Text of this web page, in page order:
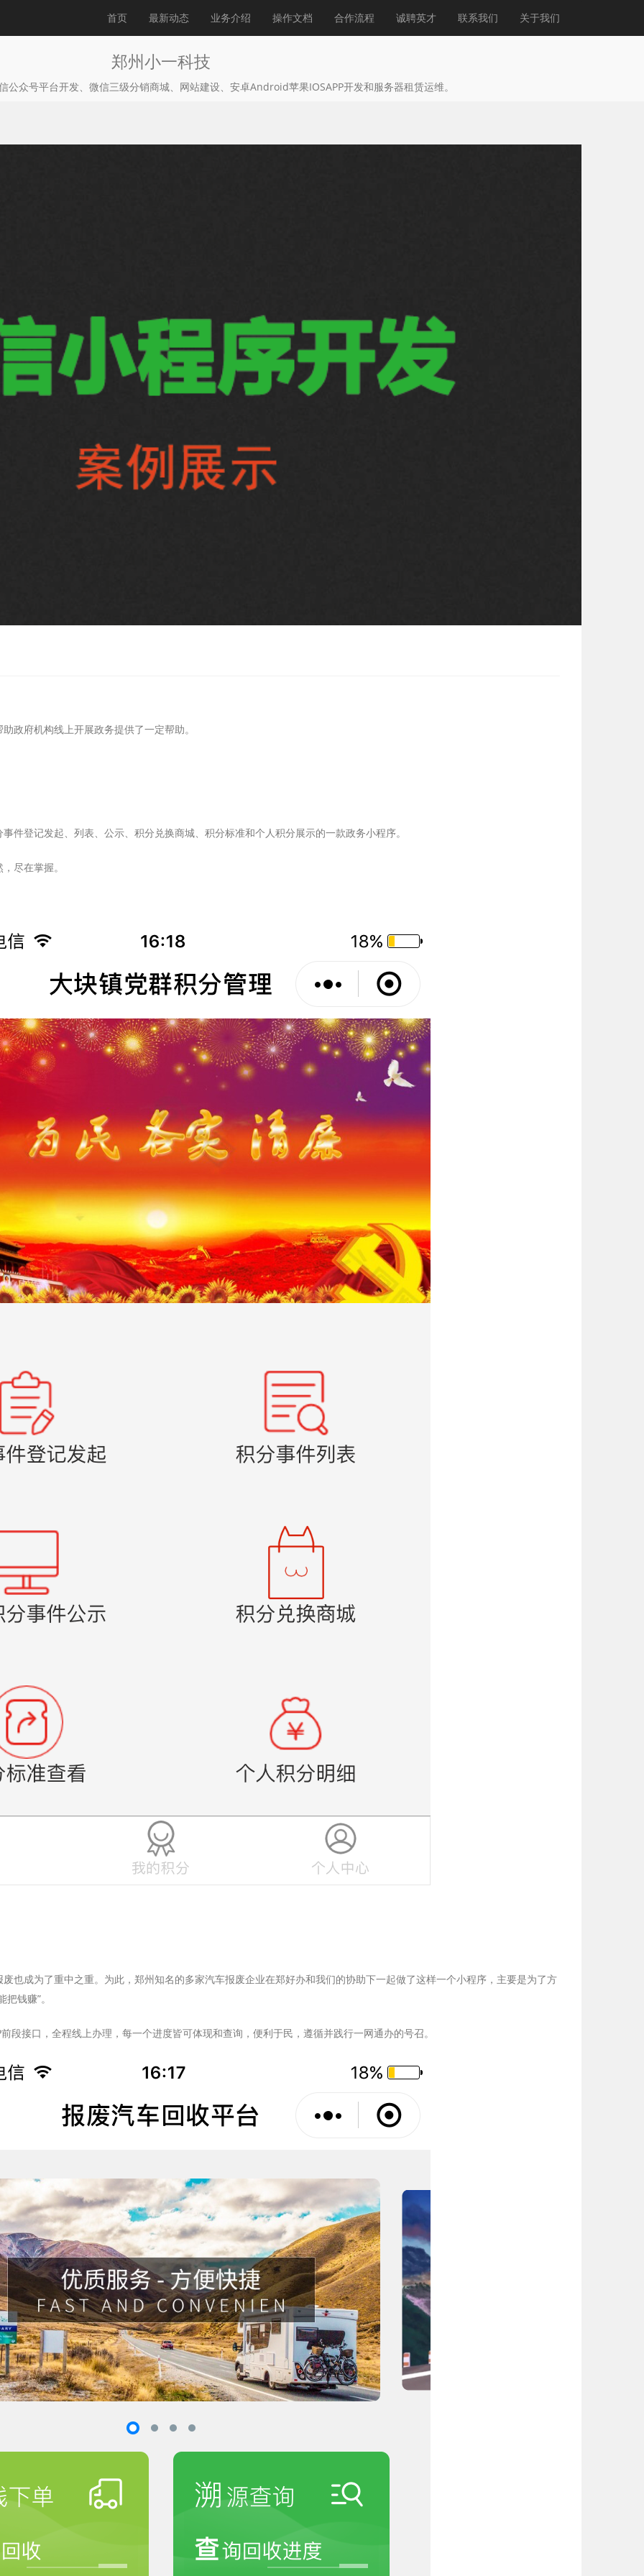
首页 最新动态 业务介绍 操作文档 合作流程 诚聘英才 联系我们 关于我们
郑州小一科技
公众号平台开发、微信三级分销商城、网站建设、安卓Android苹果IOSAPP开发和服务器租赁运维。
政府机构线上开展政务提供了一定帮助。
件登记发起、列表、公示、积分兑换商城、积分标准和个人积分展示的一款政务小程序。
尽在掌握。
也成为了重中之重。为此，郑州知名的多家汽车报废企业在郑好办和我们的协助下一起做了这样一个小程序，主要是为了方
钱赚”。
段接口，全程线上办理，每一个进度皆可体现和查询，便利于民，遵循并践行一网通办的号召。